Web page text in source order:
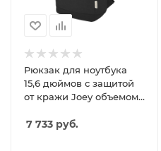
Рюкзак для ноутбука
15,6 дюймов с защитой
от кражи Joey объемом
переработанного по
7 733 руб.